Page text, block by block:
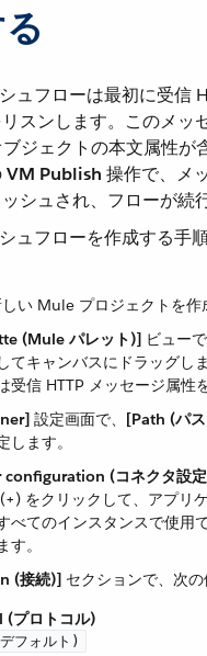
ュフローは最初に受信
スンします。このメッ
ジェクトの本文属性が
VM Publish 操作で、メ
シュされ、フローが続
ュフローを作成する手
い Mule プロジェクトを作
(Mule パレット)] ビューで
てキャンバスにドラッグしま
受信 HTTP メッセージ属性
​ 設定画面で、​ [Path (パ
します。
configuration (コネクタ設
をクリックして、アプリ
べてのインスタンスで使用
す。
(接続)] セクションで、次の
(プロトコル)
フォルト)